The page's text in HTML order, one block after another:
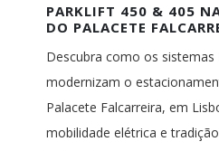
PARKLIFT 450 & 405
DO PALACETE
Descubra como os sistemas
modernizam o
Palacete Falcarreira, em
mobilidade elétrica e